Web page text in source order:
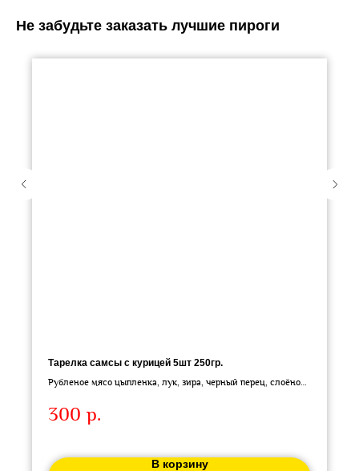
Не забудьте заказать лучшие пироги
Тарелка самсы с курицей 5шт 250гр.
Рубленое мясо цыпленка, лук, зира, черный перец, слоёное
300 р.
В корзину